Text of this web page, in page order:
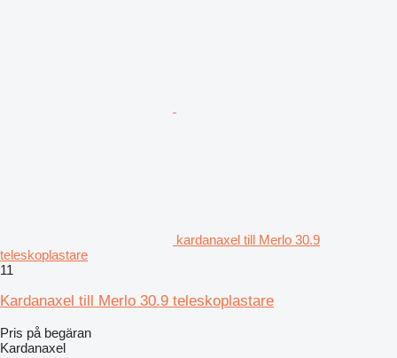
kardanaxel till Merlo 30.9
teleskoplastare
11
Kardanaxel till Merlo 30.9 teleskoplastare
Pris på begäran
Kardanaxel